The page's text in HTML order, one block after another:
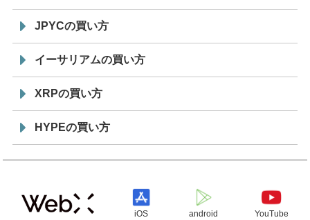
JPYCの買い方
イーサリアムの買い方
XRPの買い方
HYPEの買い方
iOS android YouTube